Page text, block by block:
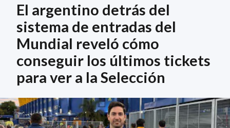
El argentino detrás del
sistema de entradas del
Mundial reveló cómo
conseguir los últimos tickets
para ver a la Selección